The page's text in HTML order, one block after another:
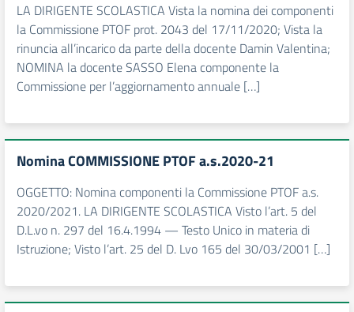
LA DIRIGENTE SCOLASTICA Vista la nomina dei componenti
la Commissione PTOF prot. 2043 del 17/11/2020; Vista la
rinuncia all’incarico da parte della docente Damin Valentina;
NOMINA la docente SASSO Elena componente la
Commissione per l’aggiornamento annuale […]
Nomina COMMISSIONE PTOF a.s.2020-21
OGGETTO: Nomina componenti la Commissione PTOF a.s.
2020/2021. LA DIRIGENTE SCOLASTICA Visto l’art. 5 del
D.L.vo n. 297 del 16.4.1994 — Testo Unico in materia di
Istruzione; Visto l’art. 25 del D. Lvo 165 del 30/03/2001 […]